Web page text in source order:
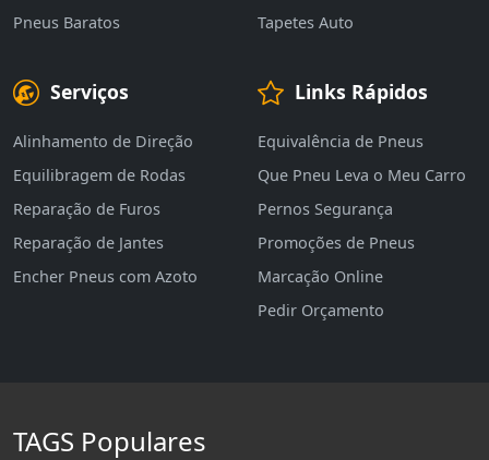
Pneus Baratos
Tapetes Auto
Serviços
Alinhamento de Direção
Equilibragem de Rodas
Reparação de Furos
Reparação de Jantes
Encher Pneus com Azoto
Links Rápidos
Equivalência de Pneus
Que Pneu Leva o Meu Carro
Pernos Segurança
Promoções de Pneus
Marcação Online
Pedir Orçamento
TAGS Populares